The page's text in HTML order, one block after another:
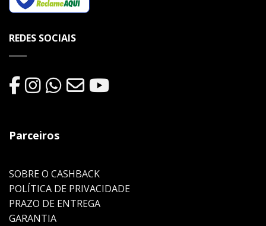
REDES SOCIAIS
Parceiros
SOBRE O CASHBACK
POLÍTICA DE PRIVACIDADE
PRAZO DE ENTREGA
GARANTIA